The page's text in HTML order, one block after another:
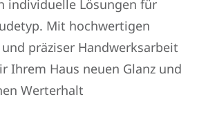
individuelle Lösungen für
Mit hochwertigen
präziser Handwerksarbeit
Ihrem Haus neuen Glanz und
Werterhalt